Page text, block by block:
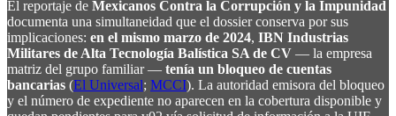
El reportaje de Mexicanos Contra la Corrupción y la Impunidad
documenta una simultaneidad que el dossier conserva por sus
implicaciones: en el mismo marzo de 2024, IBN Industrias
Militares de Alta Tecnología Balística SA de CV — la empresa
matriz del grupo familiar — tenía un bloqueo de cuentas
bancarias (El Universal; MCCI). La autoridad emisora del bloqueo
y el número de expediente no aparecen en la cobertura disponible y